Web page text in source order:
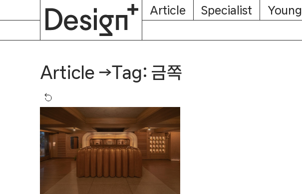
Article Specialist Young
Article →Tag: 금쪽
About
Subscription
Magazine